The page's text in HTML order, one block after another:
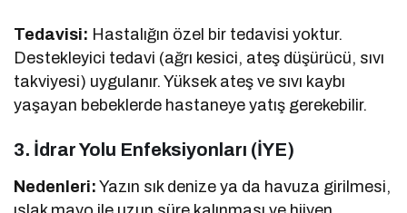
Tedavisi: Hastalığın özel bir tedavisi yoktur.
Destekleyici tedavi (ağrı kesici, ateş düşürücü, sıvı
takviyesi) uygulanır. Yüksek ateş ve sıvı kaybı
yaşayan bebeklerde hastaneye yatış gerekebilir.
3. İdrar Yolu Enfeksiyonları (İYE)
Nedenleri: Yazın sık denize ya da havuza girilmesi,